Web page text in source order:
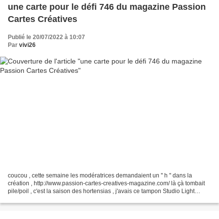
une carte pour le défi 746 du magazine Passion
Cartes Créatives
Publié le 20/07/2022 à 10:07
Par vivi26
coucou , cette semaine les modératrices demandaient un '' h '' dans la
création , http://www.passion-cartes-creatives-magazine.com/ là çà tombait
pile/poil , c'est la saison des hortensias , j'avais ce tampon Studio Light